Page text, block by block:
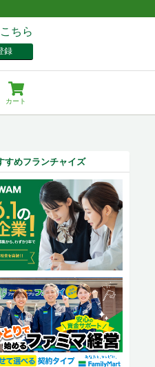
ちら
録
カート
すめフランチャイズ